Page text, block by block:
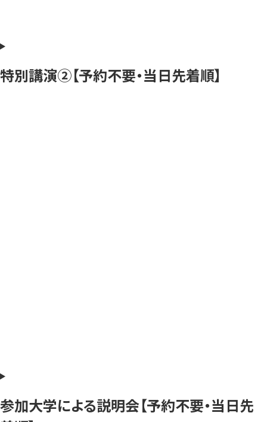
特別講演②【予約不要・当日先着順】
参加大学による説明会【予約不要・当日先